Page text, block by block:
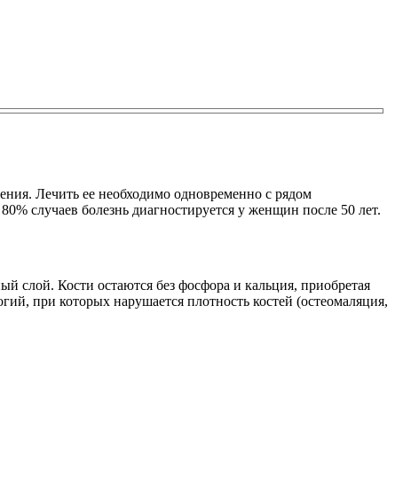
Лечить ее необходимо одновременно с рядом
случаев болезнь диагностируется у женщин после 50 лет.
слой. Кости остаются без фосфора и кальция, приобретая
при которых нарушается плотность костей (остеомаляция,